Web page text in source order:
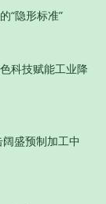
“隐形标准”
科技赋能工业降
盛预制加工中